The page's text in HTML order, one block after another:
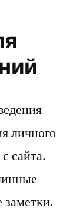
личного
сайта.